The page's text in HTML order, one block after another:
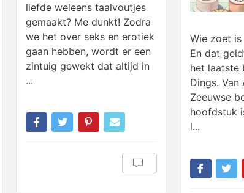
liefde weleens taalvoutjes
gemaakt? Me dunkt! Zodra
we het over seks en erotiek
gaan hebben, wordt er een
zintuig gewekt dat altijd in
...
Wie zoet
En dat
het laatste
Dings.
Zeeuwse
hoofdstuk
l...